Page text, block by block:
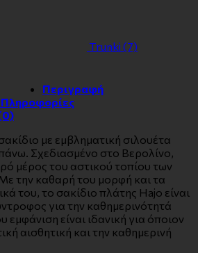
Τrunki (7)
Περιγραφή
με εμβληματική σιλουέτα
Σχεδιασμένο στο Βερολίνο,
μέρος του αστικού τοπίου των
την καθαρή του μορφή και τα
του, το σακίδιο πλάτης Hajo είναι
για την καθημερινότητά
εμφάνιση είναι ιδανική για όποιον
αισθητική και την καθημερινή